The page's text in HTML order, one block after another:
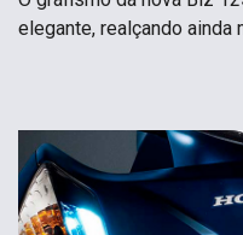
elegante, realçando ainda